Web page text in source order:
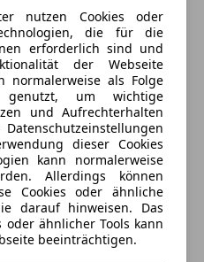
nutzen Cookies oder
die für die
erforderlich sind und
der Webseite
normalerweise als Folge
genutzt, um wichtige
und Aufrechterhalten
dieser Cookies
kann normalerweise
Allerdings können
Cookies oder ähnliche
darauf hinweisen. Das
oder ähnlicher Tools kann
beeinträchtigen.